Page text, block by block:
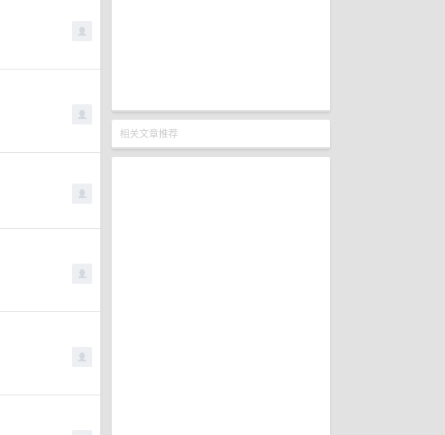
相关文章推荐